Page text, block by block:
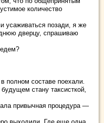
количество
усаживаться позади, я же
дверцу, спрашиваю
полном составе поехали.
стану таксисткой,
привычная процедура —